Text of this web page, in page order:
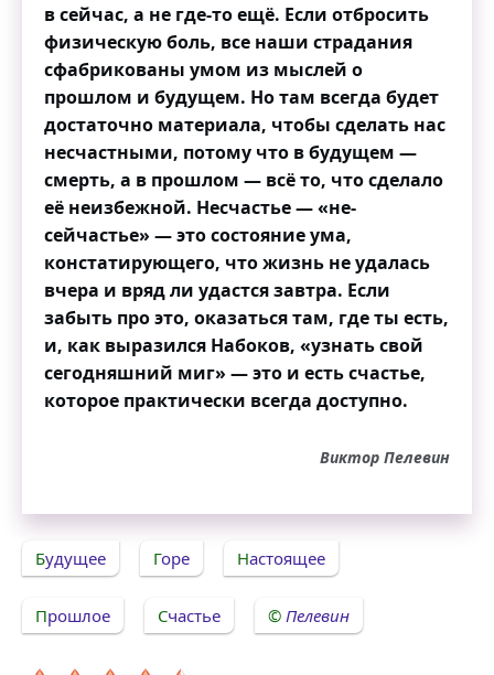
в сейчас, а не где-то ещё. Если отбросить
физическую боль, все наши страдания
сфабрикованы умом из мыслей о
прошлом и будущем. Но там всегда будет
достаточно материала, чтобы сделать нас
несчастными, потому что в будущем —
смерть, а в прошлом — всё то, что сделало
её неизбежной. Несчастье — «не-
сейчастье» — это состояние ума,
констатирующего, что жизнь не удалась
вчера и вряд ли удастся завтра. Если
забыть про это, оказаться там, где ты есть,
и, как выразился Набоков, «узнать свой
сегодняшний миг» — это и есть счастье,
которое практически всегда доступно.
Виктор Пелевин
Будущее Горе Настоящее
Прошлое Счастье Пелевин